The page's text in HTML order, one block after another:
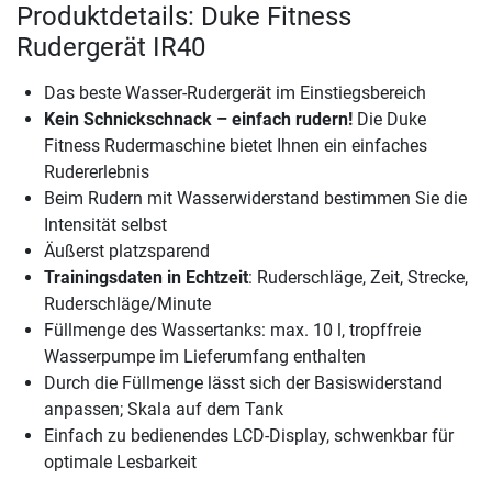
Produktdetails: Duke Fitness
Rudergerät IR40
Das beste Wasser-Rudergerät im Einstiegsbereich
Kein Schnickschnack – einfach rudern! Die Duke
Fitness Rudermaschine bietet Ihnen ein einfaches
Rudererlebnis
Beim Rudern mit Wasserwiderstand bestimmen Sie die
Intensität selbst
Äußerst platzsparend
Trainingsdaten in Echtzeit: Ruderschläge, Zeit, Strecke,
Ruderschläge/Minute
Füllmenge des Wassertanks: max. 10 l, tropffreie
Wasserpumpe im Lieferumfang enthalten
Durch die Füllmenge lässt sich der Basiswiderstand
anpassen; Skala auf dem Tank
Einfach zu bedienendes LCD-Display, schwenkbar für
optimale Lesbarkeit